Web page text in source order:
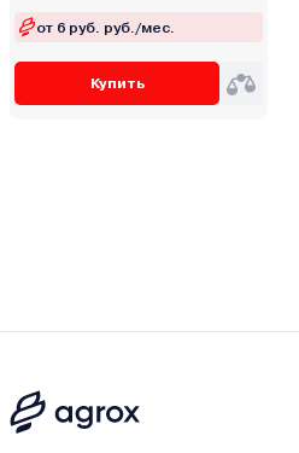
от 6 руб. руб./мес.
Купить